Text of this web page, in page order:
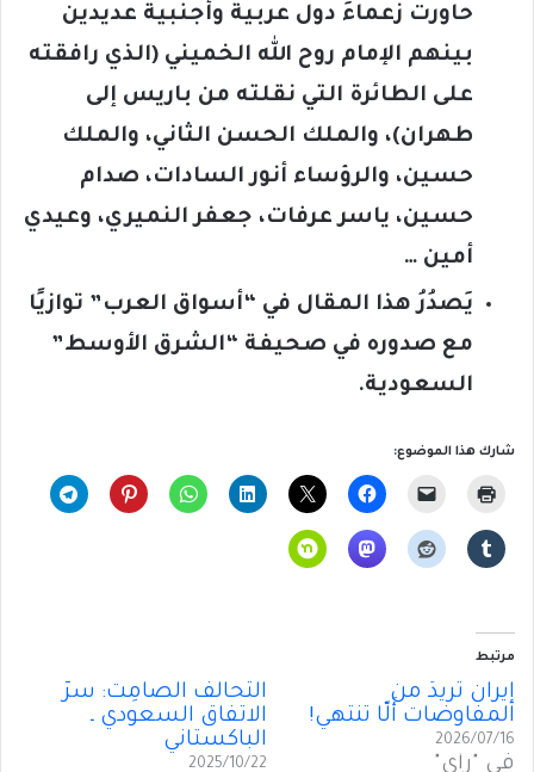
حاورت زعماءَ دول عربية وأجنبية عديدين
بينهم الإمام روح الله الخميني (الذي رافقته
على الطائرة التي نقلته من باريس إلى
طهران)، والملك الحسن الثاني، والملك
حسين، والرؤساء أنور السادات، صدام
حسين، ياسر عرفات، جعفر النميري، وعيدي
أمين …
يَصدُرُ هذا المقال في “أسواق العرب” توازيًا
مع صدوره في صحيفة “الشرق الأوسط”
السعودية.
شارك هذا الموضوع:
مرتبط
إيران تُريدُ من
المفاوضات أَلّا تنتهي!
2026/07/16
في "رأي"
التحالفُ الصامِت: سرُّ
الاتفاق السعودي ـ
الباكستاني
2025/10/22